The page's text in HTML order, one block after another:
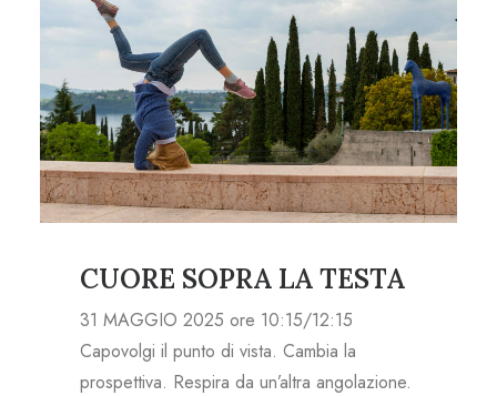
CUORE SOPRA LA TESTA
31 MAGGIO 2025 ore 10:15/12:15
Capovolgi il punto di vista. Cambia la
prospettiva. Respira da un’altra angolazione.